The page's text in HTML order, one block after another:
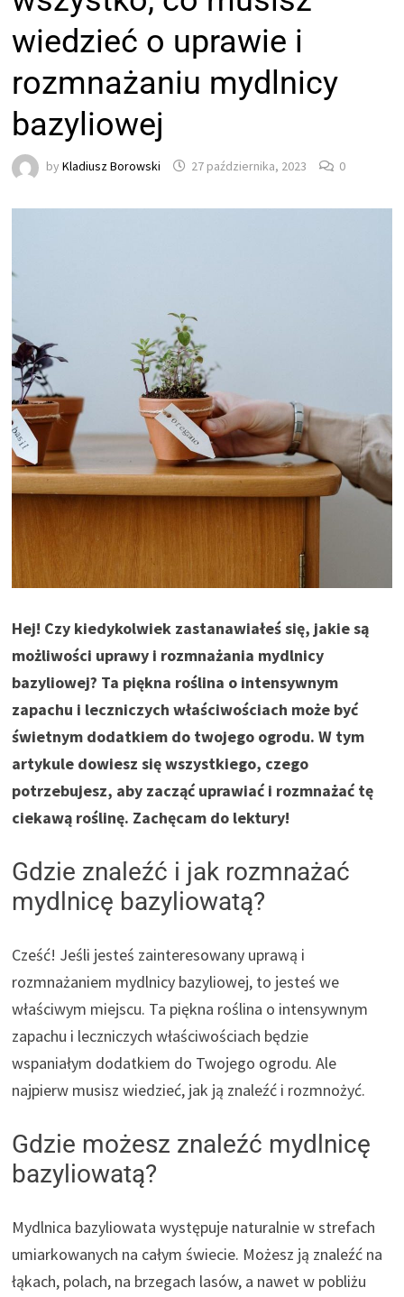
wiedzieć o uprawie i
rozmnażaniu mydlnicy
bazyliowej
byKladiusz Borowski 27 października, 2023 0
Hej! Czy kiedykolwiek zastanawiałeś się, jakie są
możliwości uprawy i rozmnażania mydlnicy
bazyliowej? Ta piękna roślina o intensywnym
zapachu i leczniczych właściwościach może być
świetnym dodatkiem do twojego ogrodu. W tym
artykule dowiesz się wszystkiego, czego
potrzebujesz, aby zacząć uprawiać i rozmnażać tę
ciekawą roślinę. Zachęcam do lektury!
Gdzie znaleźć i jak rozmnażać
mydlnicę bazyliowatą?
Cześć! Jeśli jesteś zainteresowany uprawą i
rozmnażaniem mydlnicy bazyliowej, to jesteś we
właściwym miejscu. Ta piękna roślina o intensywnym
zapachu i leczniczych właściwościach będzie
wspaniałym dodatkiem do Twojego ogrodu. Ale
najpierw musisz wiedzieć, jak ją znaleźć i rozmnożyć.
Gdzie możesz znaleźć mydlnicę
bazyliowatą?
Mydlnica bazyliowata występuje naturalnie w strefach
umiarkowanych na całym świecie. Możesz ją znaleźć na
łąkach, polach, na brzegach lasów, a nawet w pobliżu